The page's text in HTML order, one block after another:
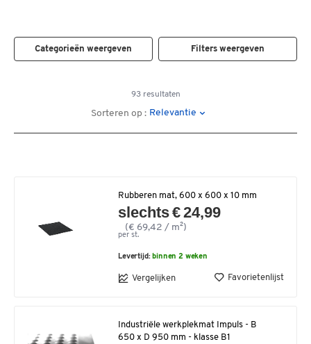
Categorieën weergeven Filters weergeven
93 resultaten
Sorteren op : Relevantie
Rubberen mat, 600 x 600 x 10 mm
slechts € 24,99
(€ 69,42 / m²)
per st.
Levertijd: binnen 2 weken
Vergelijken Favorietenlijst
Industriële werkplekmat Impuls - B
650 x D 950 mm - klasse B1